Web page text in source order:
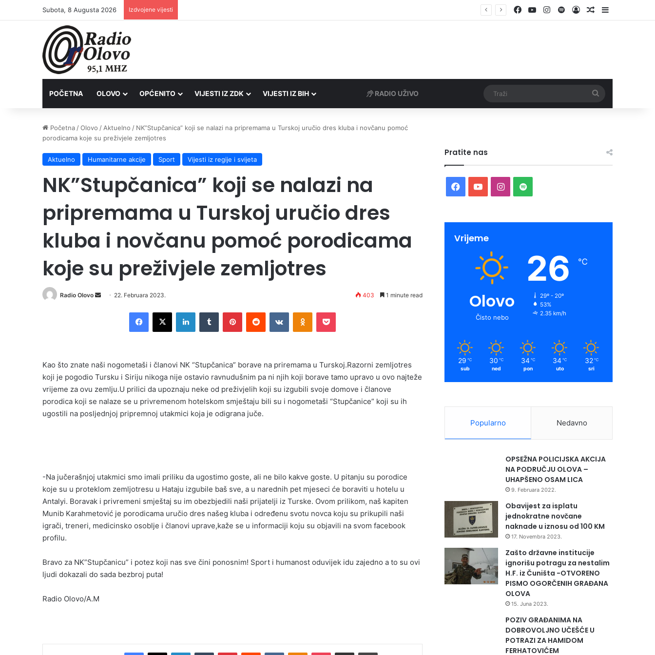
Subota, 8 Augusta 2026 Izdvojene vijesti Facebook
YouTubeInstagram
SpotifyLog InRandom Article
Sidebar
POČETNA OLOVO OPĆENITO VIJESTI IZ ZDK VIJESTI IZ BIH RADIO UŽIVO
Početna /Olovo / Aktuelno / NK”Stupčanica” koji se nalazi na pripremama u Turskoj uručio dres kluba i novčanu pomoć
porodicama koje su preživjele zemljotres
Aktuelno Humanitarne akcije Sport Vijesti iz regije i svijeta
NK”Stupčanica” koji se nalazi na
pripremama u Turskoj uručio dres
kluba i novčanu pomoć porodicama
koje su preživjele zemljotres
Radio Olovo
Send 22. Februara 2023. 403 1 minute read
Facebook
X LinkedInTumblr PinterestReddit VKontakteOdnoklassniki
Pocket
Kao što znate naši nogometaši i članovi NK “Stupčanica” borave na priremama u Turskoj.Razorni zemljotres
koji je pogodio Tursku i Siriju nikoga nije ostavio ravnudušnim pa ni njih koji borave tamo upravo u ovo najteže
vrijeme za ovu zemlju.U prilici da upoznaju neke od preživjelih koji su izgubili svoje domove i članove
porodica koji se nalaze se u privremenom hotelskom smještaju bili su i nogometaši “Stupčanice” koji su ih
ugostili na posljednjoj pripremnoj utakmici koja je odigrana juče.
-Na jučerašnjoj utakmici smo imali priliku da ugostimo goste, ali ne bilo kakve goste. U pitanju su porodice
koje su u proteklom zemljotresu u Hataju izgubile baš sve, a u narednih pet mjeseci će boraviti u hotelu u
Antalyi. Boravak i privremeni smještaj su im obezbjedili naši prijatelji iz Turske. Ovom prilikom, naš kapiten
Munib Karahmetović je porodicama uručio dres našeg kluba i određenu svotu novca koju su prikupili naši
igrači, treneri, medicinsko osoblje i članovi uprave,kaže se u informaciji koju su objavili na svom facebook
profilu.
Bravo za NK”Stupčanicu” i potez koji nas sve čini ponosnim! Sport i humanost oduvijek idu zajedno a to su ovi
ljudi dokazali do sada bezbroj puta!
Radio Olovo/A.M
Facebook
X LinkedInTumblr PinterestReddit VKontakteOdnoklassniki
Pocket Podijeli putem Emaila Print
Pratite nas
Facebook
YouTubeInstagram
Spotify
Vrijeme
Olovo
Čisto nebo
26 ℃
29º - 20º
53%
2.35 km/h
29 ℃
sub
30 ℃
ned
34 ℃
pon
34 ℃
uto
32 ℃
sri
Popularno Nedavno
OPSEŽNA POLICIJSKA AKCIJA
NA PODRUČJU OLOVA –
UHAPŠENO OSAM LICA
9. Februara 2022.
Obavijest za isplatu
jednokratne novčane
naknade u iznosu od 100 KM
17. Novembra 2023.
Zašto državne institucije
ignorišu potragu za nestalim
H.F. iz Čuništa -OTVORENO
PISMO OGORČENIH GRAĐANA
OLOVA
15. Juna 2023.
POZIV GRAĐANIMA NA
DOBROVOLJNO UČEŠĆE U
POTRAZI ZA HAMIDOM
FERHATOVIĆEM